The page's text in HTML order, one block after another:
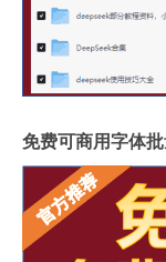
免费可商用字体